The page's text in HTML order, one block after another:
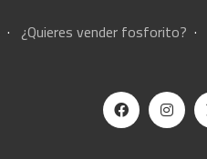
· ¿Quieres vender fosforito? ·